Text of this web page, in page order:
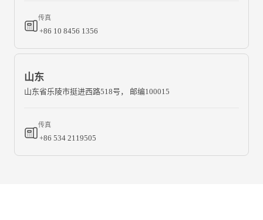
传真
+86 10 8456 1356
山东
山东省乐陵市挺进西路518号， 邮编100015
传真
+86 534 2119505